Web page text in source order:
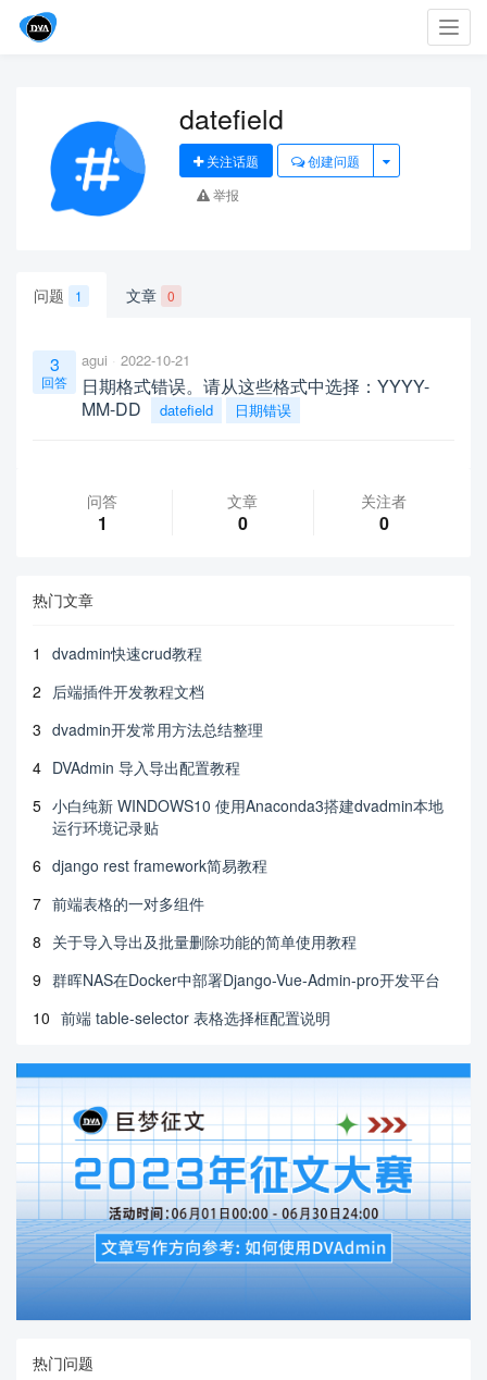
datefield
关注话题
创建问题
举报
问题 1 文章 0
3
回答
agui 2022-10-21
日期格式错误。请从这些格式中选择：YYYY-
MM-DD
datefield 日期错误
问答
1
文章
0
关注者
0
热门文章
1
dvadmin快速crud教程
2 后端插件开发教程文档
3 dvadmin开发常用方法总结整理
4 DVAdmin 导入导出配置教程
5 小白纯新 WINDOWS10 使用Anaconda3搭建dvadmin本地
运行环境记录贴
6 django rest framework简易教程
7 前端表格的一对多组件
8 关于导入导出及批量删除功能的简单使用教程
9 群晖NAS在Docker中部署Django-Vue-Admin-pro开发平台
10 前端 table-selector 表格选择框配置说明
热门问题